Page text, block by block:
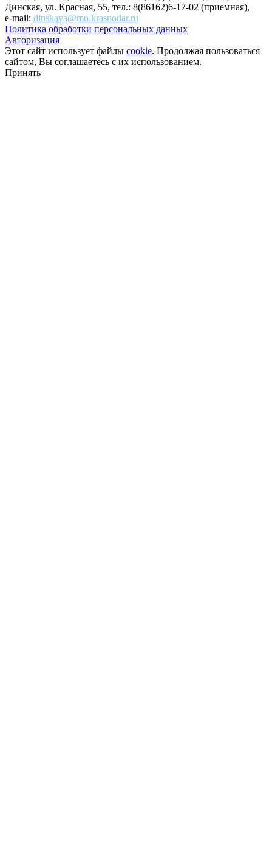
Динская, ул. Красная, 55, тел.: 8(86162)6-17-02 (приемная),
e-mail: dinskaya@mo.krasnodar.ru
Политика обработки персональных данных
Авторизация
Этот сайт использует файлы cookie. Продолжая пользоваться
сайтом, Вы соглашаетесь с их использованием.
Принять